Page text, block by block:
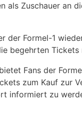
als Zuschauer an
der Formel-1
begehrten
Fans der
zum Kauf zur
informiert zu